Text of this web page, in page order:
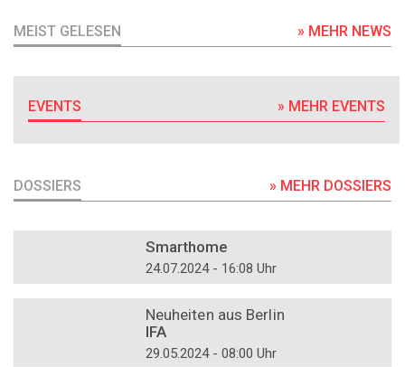
MEIST GELESEN » MEHR NEWS
EVENTS » MEHR EVENTS
DOSSIERS » MEHR DOSSIERS
Smarthome
24.07.2024 - 16:08 Uhr
Neuheiten aus Berlin
IFA
29.05.2024 - 08:00 Uhr